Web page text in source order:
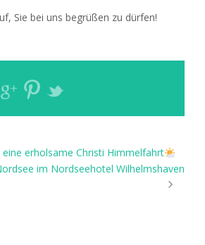
Sie bei uns begrüßen zu dürfen!
eine erholsame Christi Himmelfahrt
im Nordseehotel Wilhelmshaven